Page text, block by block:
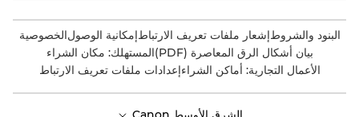
البنود والشروطإشعار ملفات تعريف الارتباطإمكانية الوصولالخصوصية
بيان أشكال الرق المعاصرة (PDF)
المستهلك: مكان الشراء
الأعمال التجارية: أماكن الشراءإعدادات ملفات تعريف الارتباط